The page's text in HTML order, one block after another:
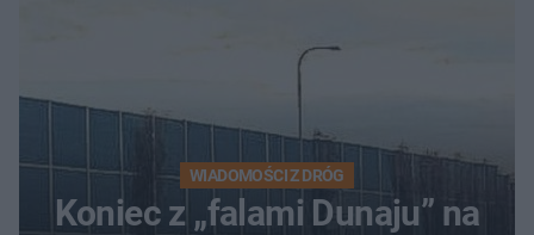
WIADOMOŚCI Z DRÓG
Koniec z „falami Dunaju” na